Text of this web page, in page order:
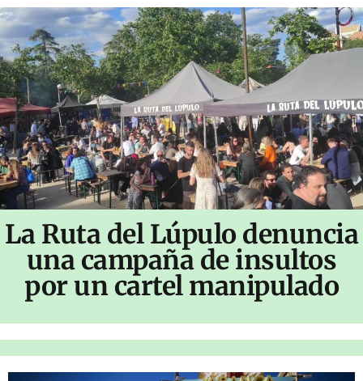
La Ruta del Lúpulo denuncia
una campaña de insultos
por un cartel manipulado